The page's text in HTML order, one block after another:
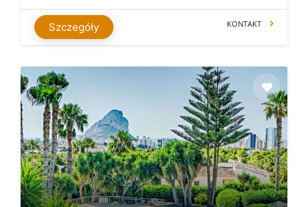
Szczegóły KONTAKT